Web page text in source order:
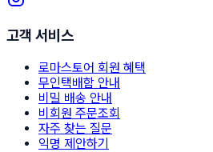
고객 서비스
로마스토어 회원 혜택
무인택배함 안내
비밀 배송 안내
비회원 주문조회
자주 찾는 질문
익명 제안하기